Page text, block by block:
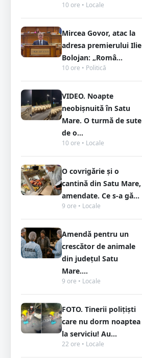
10 ore • Locale
Mircea Govor, atac la
adresa premierului Ilie
Bolojan: „Româ...
10 ore • Politică
VIDEO. Noapte
neobișnuită în Satu
Mare. O turmă de sute
de o...
10 ore • Locale
O covrigărie și o
cantină din Satu Mare,
amendate. Ce s-a gă...
9 ore • Locale
Amendă pentru un
crescător de animale
din județul Satu
Mare....
9 ore • Locale
FOTO. Tinerii polițiști
care nu dorm noaptea
la serviciu! Au...
22 ore • Locale